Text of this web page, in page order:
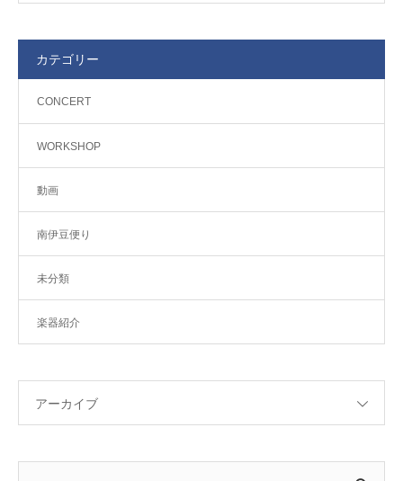
カテゴリー
CONCERT
WORKSHOP
動画
南伊豆便り
未分類
楽器紹介
アーカイブ